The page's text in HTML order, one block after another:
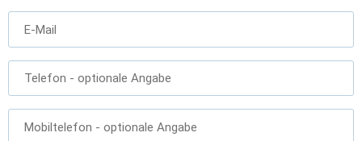
E-Mail
Telefon - optionale Angabe
Mobiltelefon - optionale Angabe